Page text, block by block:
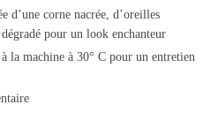
d’une corne nacrée, d’oreilles
dégradé pour un look enchanteur
la machine à 30° C pour un entretien